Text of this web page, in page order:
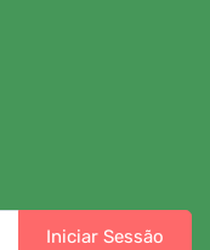
Iniciar Sessão